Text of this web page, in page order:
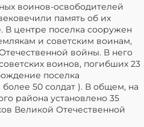
воинов-освободителей
память об их
В центре поселка сооружен
и советским воинам,
войны. В него
воинов, погибших 23
поселка
50 солдат ). В общем, на
района установлено 35
Великой Отечественной